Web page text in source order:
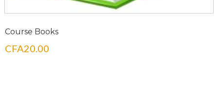
Course Books
CFA20.00